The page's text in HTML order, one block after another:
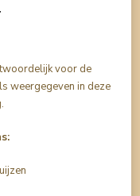
voor de
weergegeven in deze